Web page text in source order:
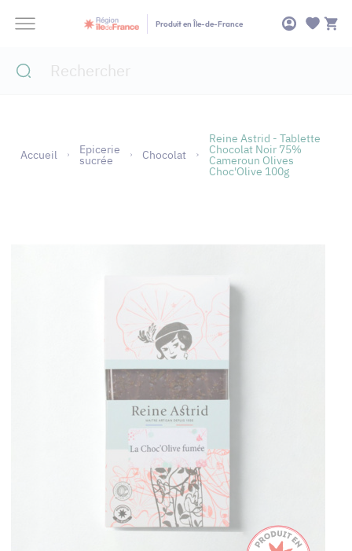
Produit en Île-de-France
Accueil Epicerie
sucrée Chocolat
Reine Astrid - Tablette
Chocolat Noir 75%
Cameroun Olives
Choc'Olive 100g